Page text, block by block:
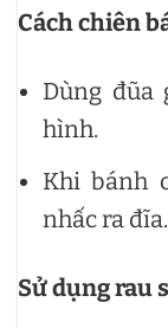
Cách chiên
Dùng đũa
hình.
Khi bánh
nhấc ra đĩa.
Sử dụng rau